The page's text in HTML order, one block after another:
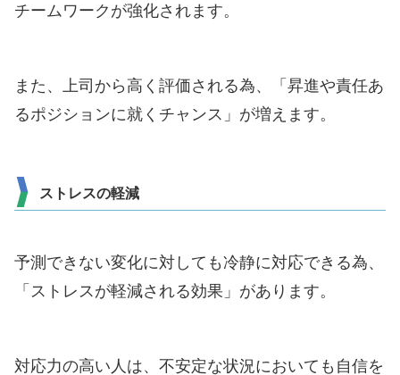
チームワークが強化されます。
また、上司から高く評価される為、「昇進や責任あ
るポジションに就くチャンス」が増えます。
ストレスの軽減
予測できない変化に対しても冷静に対応できる為、
「ストレスが軽減される効果」があります。
対応力の高い人は、不安定な状況においても自信を